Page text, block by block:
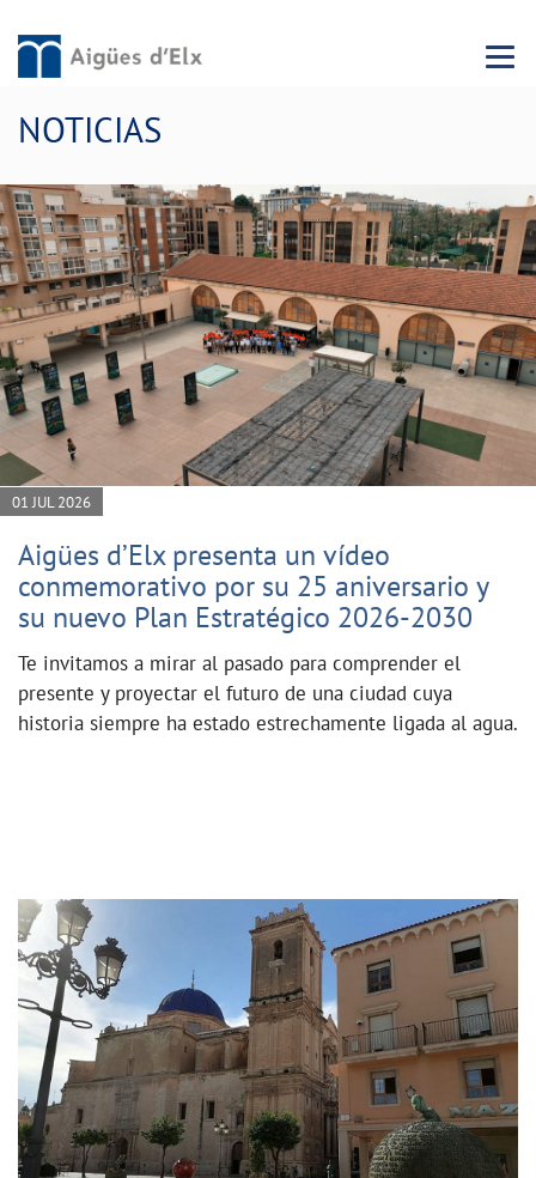
Menu
NOTICIAS
01 JUL 2026
Aigües d’Elx presenta un vídeo
conmemorativo por su 25 aniversario y
su nuevo Plan Estratégico 2026-2030
Te invitamos a mirar al pasado para comprender el
presente y proyectar el futuro de una ciudad cuya
historia siempre ha estado estrechamente ligada al agua.